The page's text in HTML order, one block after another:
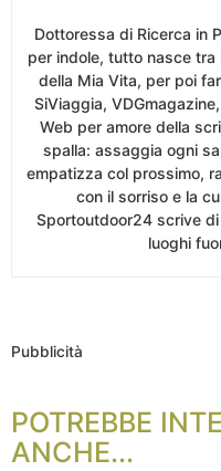
Dottoressa di Ricerca in
per indole, tutto nasce
della Mia Vita, per poi
SiViaggia,
Web per amore della
spalla: assaggia ogni
empatizza col prossimo,
con il sorriso e la
Sportoutdoor24 scrive
luoghi
Pubblicità
POTREBBE
ANCHE...